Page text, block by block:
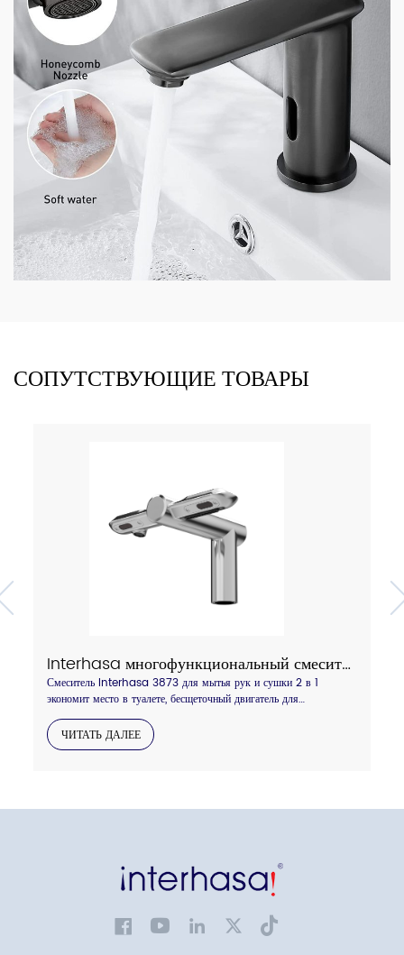
СОПУТСТВУЮЩИЕ ТОВАРЫ
Interhasa многофункциональный смеситель для мытья и сушки рук 2 в 1, модель 3873
Смеситель Interhasa 3873 для мытья рук и сушки 2 в 1
экономит место в туалете, бесщеточный двигатель для
длительного использования, фильтр HEPA для более чистого
воздуха, доступен блестящий хром или серый цвет, обращайтесь.
ЧИТАТЬ ДАЛЕЕ